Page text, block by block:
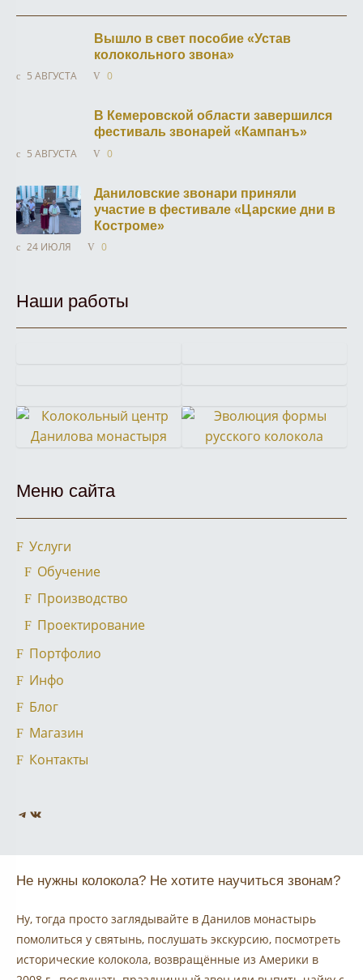
Вышло в свет пособие «Устав
колокольного звона»
5 АВГУСТА
0
В Кемеровской области завершился
фестиваль звонарей «Кампанъ»
5 АВГУСТА
0
Даниловские звонари приняли
участие в фестивале «Царские дни в
Костроме»
24 ИЮЛЯ
0
Наши работы
экскурсия
кампанологическая
лекция
Лавре
Экскурсия
Московский
детский
Фестиваль
колокола»
Колокола
Вооруженных
центр
Данилова
монастыря
русского
Меню сайта
Услуги
Обучение
Производство
Проектирование
Портфолио
Инфо
Блог
Магазин
Контакты
Telegram
Не нужны колокола? Не хотите научиться звонам?
Ну, тогда просто заглядывайте в Данилов монастырь
помолиться у святынь, послушать экскурсию, посмотреть
исторические колокола, возвращённые из Америки в